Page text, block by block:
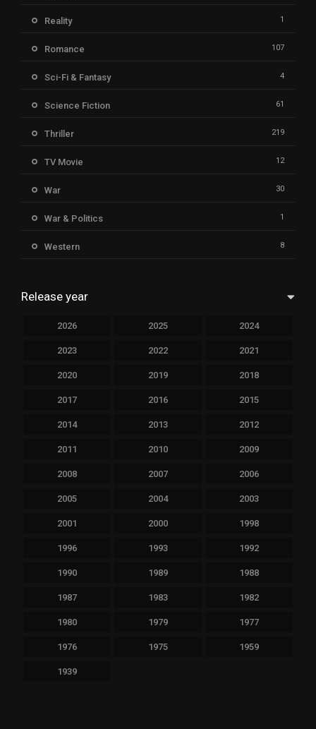
Reality 1
Romance 107
Sci-Fi & Fantasy 4
Science Fiction 61
Thriller 219
TV Movie 12
War 30
War & Politics 1
Western 8
Release year
2026 2025 2024
2023 2022 2021
2020 2019 2018
2017 2016 2015
2014 2013 2012
2011 2010 2009
2008 2007 2006
2005 2004 2003
2001 2000 1998
1996 1993 1992
1990 1989 1988
1987 1983 1982
1980 1979 1977
1976 1975 1959
1939